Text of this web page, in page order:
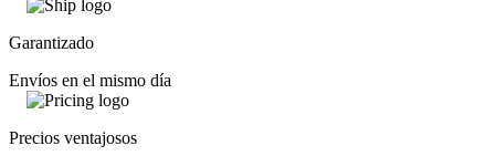
Garantizado
Envíos en el mismo día
Precios ventajosos